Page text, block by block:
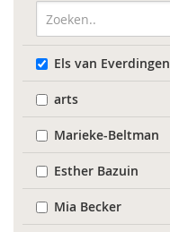
Els van Everdingen
arts
Marieke-Beltman
Esther Bazuin
Mia Becker